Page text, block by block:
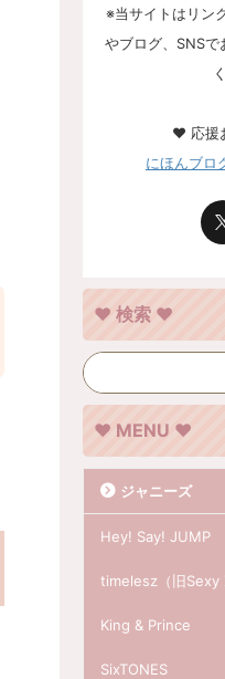
※当サイトはリン
やブログ、SNS
❤︎ 応援
にほんブロ
❤︎ 検索 ❤︎
❤︎ MENU ❤︎
ジャニーズ
Hey! Say! JUMP
timelesz（旧Sexy
King & Prince
SixTONES